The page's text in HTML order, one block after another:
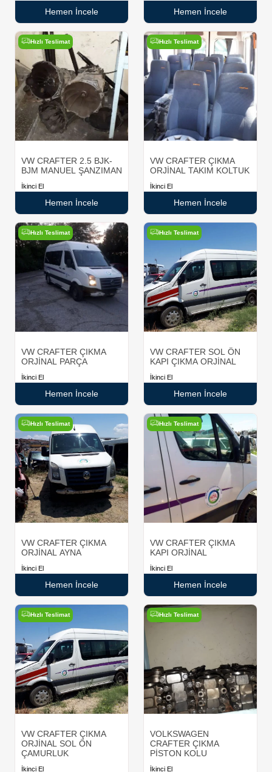
Hemen İncele Hemen İncele
Hızlı Teslimat
VW CRAFTER 2.5 BJK-
BJM MANUEL ŞANZIMAN
İkinci El
Hemen İncele
Hızlı Teslimat
VW CRAFTER ÇIKMA
ORJİNAL TAKIM KOLTUK
İkinci El
Hemen İncele
Hızlı Teslimat
VW CRAFTER ÇIKMA
ORJİNAL PARÇA
İkinci El
Hemen İncele
Hızlı Teslimat
VW CRAFTER SOL ÖN
KAPI ÇIKMA ORJİNAL
İkinci El
Hemen İncele
Hızlı Teslimat
VW CRAFTER ÇIKMA
ORJİNAL AYNA
İkinci El
Hemen İncele
Hızlı Teslimat
VW CRAFTER ÇIKMA
KAPI ORJİNAL
İkinci El
Hemen İncele
Hızlı Teslimat
VW CRAFTER ÇIKMA
ORJİNAL SOL ÖN
ÇAMURLUK
İkinci El
Hızlı Teslimat
VOLKSWAGEN
CRAFTER ÇIKMA
PİSTON KOLU
İkinci El